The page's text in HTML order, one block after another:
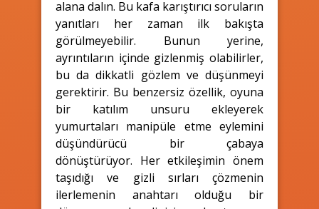
alana dalın. Bu kafa karıştırıcı soruların
yanıtları her zaman ilk bakışta
görülmeyebilir. Bunun yerine,
ayrıntıların içinde gizlenmiş olabilirler,
bu da dikkatli gözlem ve düşünmeyi
gerektirir. Bu benzersiz özellik, oyuna
bir katılım unsuru ekleyerek
yumurtaları manipüle etme eylemini
düşündürücü bir çabaya
dönüştürüyor. Her etkileşimin önem
taşıdığı ve gizli sırları çözmenin
ilerlemenin anahtarı olduğu bir